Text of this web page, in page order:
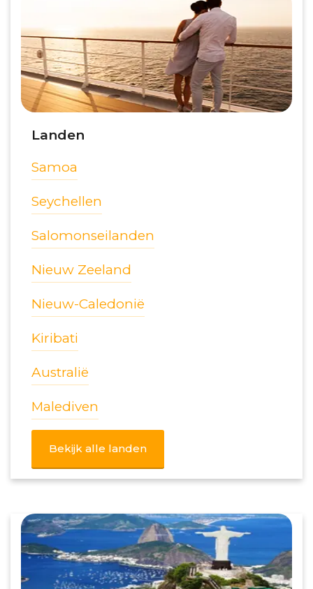
Landen
Samoa
Seychellen
Salomonseilanden
Nieuw Zeeland
Nieuw-Caledonië
Kiribati
Australië
Malediven
Bekijk alle landen